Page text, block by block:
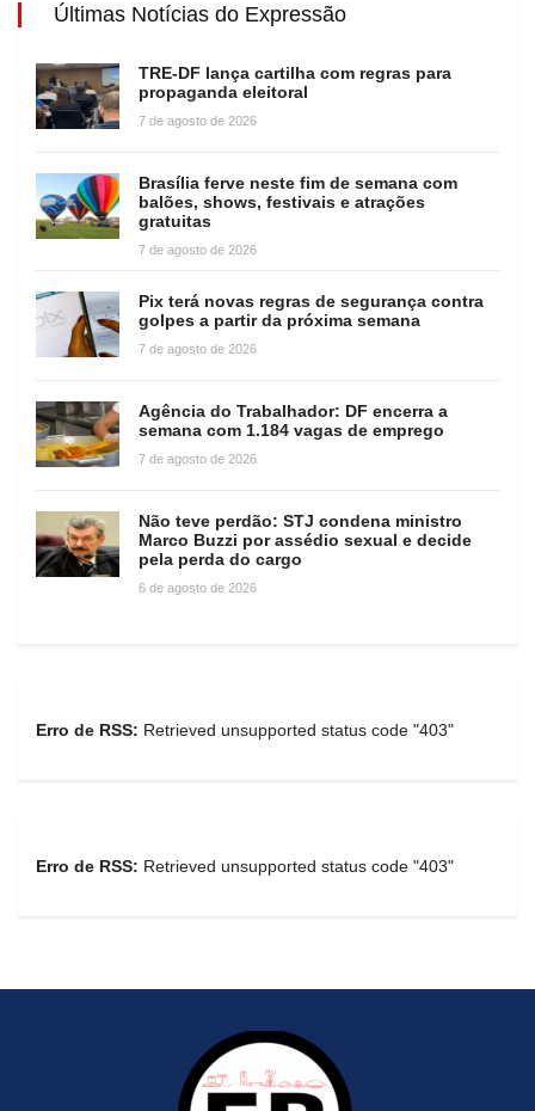
Últimas Notícias do Expressão
TRE-DF lança cartilha com regras para
propaganda eleitoral
7 de agosto de 2026
Brasília ferve neste fim de semana com
balões, shows, festivais e atrações
gratuitas
7 de agosto de 2026
Pix terá novas regras de segurança contra
golpes a partir da próxima semana
7 de agosto de 2026
Agência do Trabalhador: DF encerra a
semana com 1.184 vagas de emprego
7 de agosto de 2026
Não teve perdão: STJ condena ministro
Marco Buzzi por assédio sexual e decide
pela perda do cargo
6 de agosto de 2026
Erro de RSS: Retrieved unsupported status code "403"
Erro de RSS: Retrieved unsupported status code "403"